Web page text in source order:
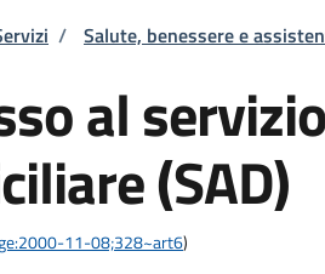
di pane
/ Salute, benessere e
al
(SAD)
11-08;328~art6)